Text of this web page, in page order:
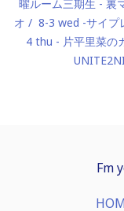
曜ルーム三期生 - 裏
オ
8-3 wed -サイプ
4 thu - 片平里菜の
Fm